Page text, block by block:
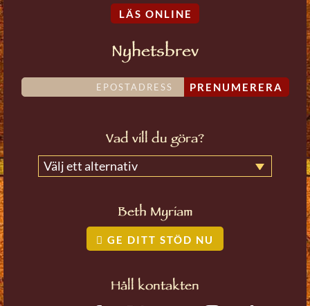
LÄS ONLINE
Nyhetsbrev
PRENUMERERA
Vad vill du göra?
Välj ett alternativ
Beth Myriam
GE DITT STÖD NU
Håll kontakten